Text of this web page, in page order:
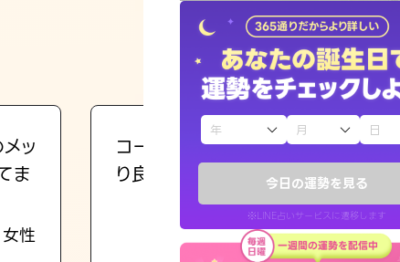
今日の運勢を見る
※LINE占いサービスに遷移します
おすすめの占い師
よくある質問
えもじの子（占）12星座占い
お知らせ
ッ
ま
性
コーチのように占い結果を通してよ
り良くなる指針を提示してくれます。
30代 男性